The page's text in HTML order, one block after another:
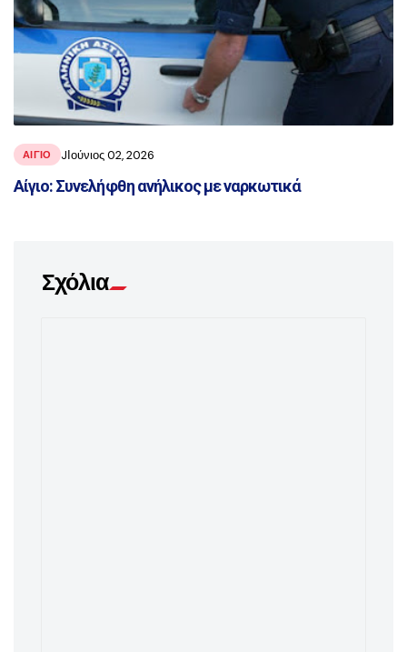
ΑΙΓΙΟ JΙούνιος 02, 2026
Αίγιο: Συνελήφθη ανήλικος με ναρκωτικά
Σχόλια